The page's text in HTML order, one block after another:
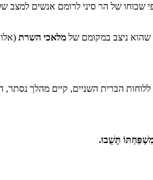
שהוא ניצב במקומם של מלאכי השרת
הברית השניים, קיים מהלך נסתר,
תָּשֻׁבוּ.